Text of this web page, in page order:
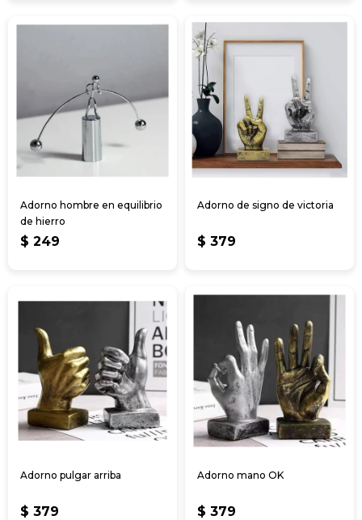
Adorno hombre en equilibrio
de hierro
$ 249
Adorno de signo de victoria
$ 379
Adorno pulgar arriba
$ 379
Adorno mano OK
$ 379